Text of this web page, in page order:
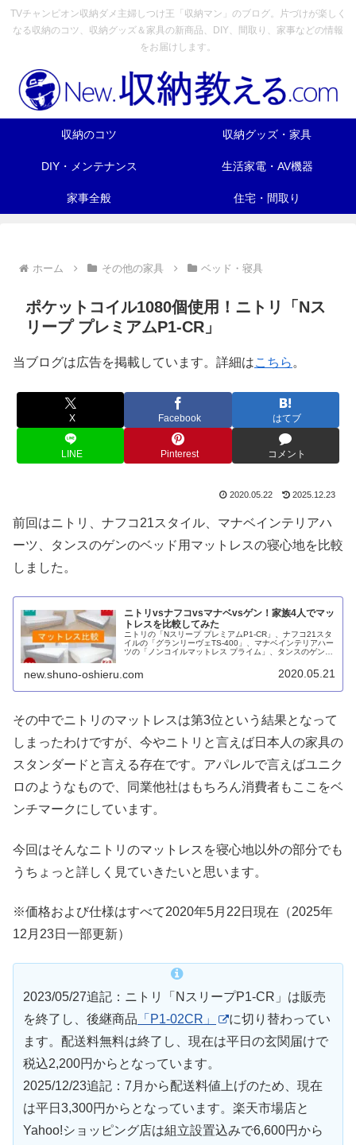
TVチャンピオン収納ダメ主婦しつけ王「収納マン」のブログ。片づけが楽しく
なる収納のコツ、収納グッズ＆家具の新商品、DIY、間取り、家事などの情報
をお届けします。
収納のコツ 収納グッズ・家具
DIY・メンテナンス 生活家電・AV機器
家事全般 住宅・間取り
ホーム その他の家具 ベッド・寝具
ポケットコイル1080個使用！ニトリ「Nス
リープ プレミアムP1-CR」
当ブログは広告を掲載しています。詳細はこちら 。
X Facebook はてブ
LINE Pinterest コメント
2020.05.22 2025.12.23
前回はニトリ、ナフコ21スタイル、マナベインテリアハ
ーツ、タンスのゲンのベッド用マットレスの寝心地を比較
しました。
ニトリvsナフコvsマナベvsゲン！家族4人でマッ
トレスを比較してみた
ニトリの「Nスリープ プレミアムP1-CR」、ナフコ21スタ
イルの「グランリーヴェTS-400」、マナベインテリアハー
ツの「ノンコイルマットレス プライム」、タンスのゲンの
以上4種類のマットレスを家族4人がそれぞれ1週間試して
比較のうえランキングしてみました。最も人気だったのは
new.shuno-oshieru.com 2020.05.21
その中でニトリのマットレスは第3位という結果となって
しまったわけですが、今やニトリと言えば日本人の家具の
スタンダードと言える存在です。アパレルで言えばユニク
ロのようなもので、同業他社はもちろん消費者もここをベ
ンチマークにしています。
今回はそんなニトリのマットレスを寝心地以外の部分でも
うちょっと詳しく見ていきたいと思います。
※価格および仕様はすべて2020年5月22日現在（2025年
12月23日一部更新）
2023/05/27追記：ニトリ「NスリープP1-CR」は販売
を終了し、後継商品 「P1-02CR」
に切り替わってい
ます。配送料無料は終了し、現在は平日の玄関届けで
税込2,200円からとなっています。
2025/12/23追記：7月から配送料値上げのため、現在
は平日3,300円からとなっています。楽天市場店と
Yahoo!ショッピング店は組立設置込みで6,600円から